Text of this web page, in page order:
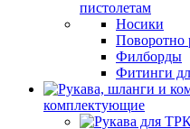
пистолетам
Носики
Поворотно
Филборды
Фитинги
комплектующие